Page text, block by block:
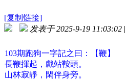
[复制链接]
发表于 2025-9-19 11:03:02 |
103期跑狗一字記之曰：【鞭】
長鞭揮起，戲站鞍頭。
山林寂靜，閑伴身旁。